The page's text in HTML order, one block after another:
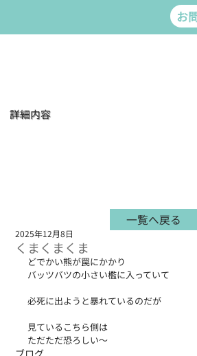
お
詳細内容
くまくまくま
2025年12月8日
どでかい熊が罠にかかり
バッツバツの小さい檻に入っていて
必死に出ようと暴れているのだが
見ているこちら側は
ただただ恐ろしい～
一覧へ戻る